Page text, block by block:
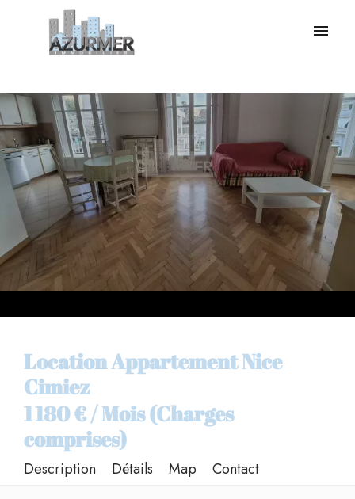
Location Appartement Nice
Cimiez
1 180 € / Mois (Charges
comprises)
Description Détails Map Contact